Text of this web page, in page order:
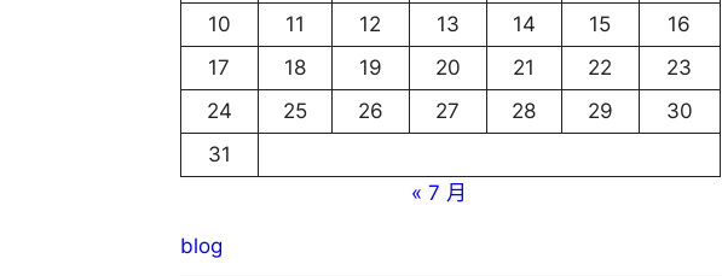
10
11 12 13 14 15
16
17
18 19 20 21 22
23
24
25 26 27 28 29
30
31
« 7 月
blog